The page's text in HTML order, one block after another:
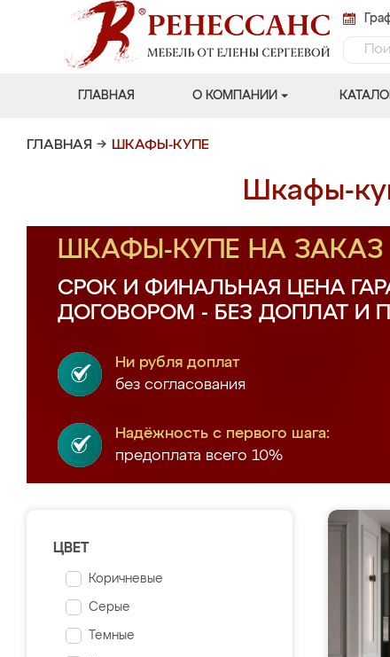
ГЛАВНАЯ О КОМПАНИИ КАТАЛОГ
ГЛАВНАЯ → ШКАФЫ-КУПЕ
Шкафы-
ШКАФЫ-КУПЕ НА
СРОК И ФИНАЛЬНАЯ ЦЕНА
ДОГОВОРОМ - БЕЗ ДОПЛАТ И
Ни рубля доплат
без согласования
Надёжность с первого шага:
предоплата всего 10%
ЦВЕТ
Коричневые
Серые
Темные